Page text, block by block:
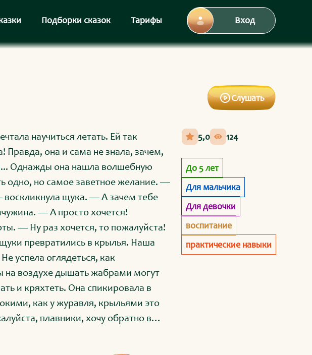
Подборки сказок Тарифы Вход
Слушать
научиться летать. Ей так
Правда, она и сама не знала, зачем,
Однажды она нашла волшебную
одно, но самое заветное желание. —
воскликнула щука. — А зачем тебе
— А просто хочется!
— Ну раз хочется, то пожалуйста!
превратились в крылья. Наша
на воздухе дышать жабрами могут
и кряхтеть. Она спикировала в
как у журавля, крыльями это
плавники, хочу обратно в
5,0 124
До 5 лет
Для мальчика
Для девочки
воспитание
практические навыки